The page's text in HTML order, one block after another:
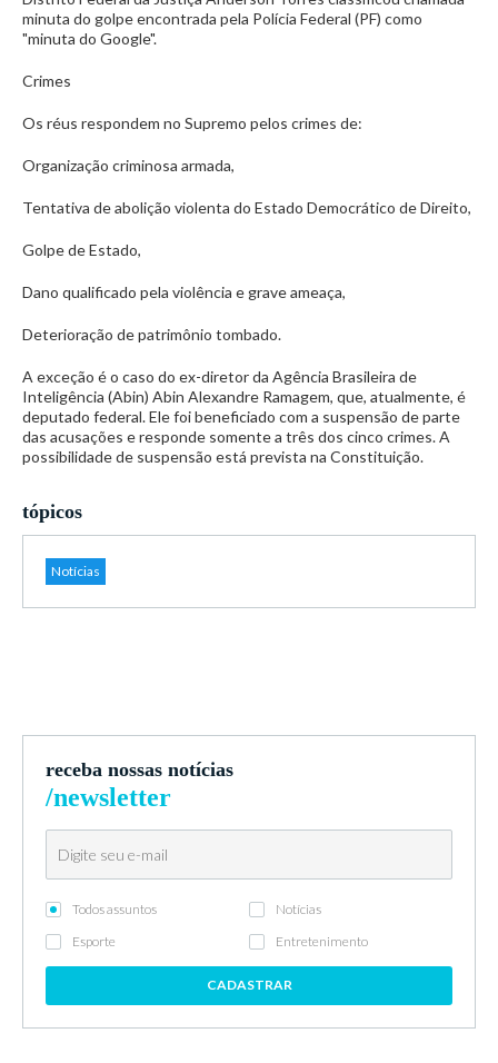
minuta do golpe encontrada pela Polícia Federal (PF) como
"minuta do Google".
Crimes
Os réus respondem no Supremo pelos crimes de:
Organização criminosa armada,
Tentativa de abolição violenta do Estado Democrático de Direito,
Golpe de Estado,
Dano qualificado pela violência e grave ameaça,
Deterioração de patrimônio tombado.
A exceção é o caso do ex-diretor da Agência Brasileira de
Inteligência (Abin) Abin Alexandre Ramagem, que, atualmente, é
deputado federal. Ele foi beneficiado com a suspensão de parte
das acusações e responde somente a três dos cinco crimes. A
possibilidade de suspensão está prevista na Constituição.
tópicos
Notícias
receba nossas notícias
/newsletter
Todos assuntos
Notícias
Esporte
Entretenimento
CADASTRAR